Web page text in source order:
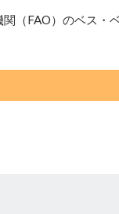
（FAO）のベス